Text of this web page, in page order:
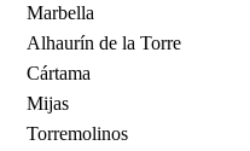
Marbella
Alhaurín de la Torre
Cártama
Mijas
Torremolinos